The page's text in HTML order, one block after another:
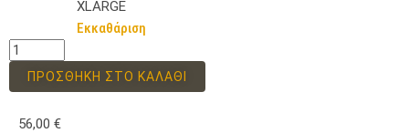
XLARGE
Εκκαθάριση
ΠΡΟΣΘΉΚΗ ΣΤΟ ΚΑΛΆΘΙ
56,00 €